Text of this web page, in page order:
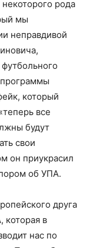
рода
мы
неправдивой
который
все
будут
свои
он приукрасил
об УПА.
друга
которая в
нас по